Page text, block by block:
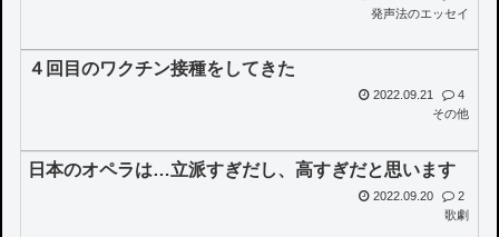
発声法のエッセイ
４回目のワクチン接種をしてきた
2022.09.21
4
その他
日本のオペラは…立派すぎだし、高すぎだと思います
2022.09.20
2
歌劇